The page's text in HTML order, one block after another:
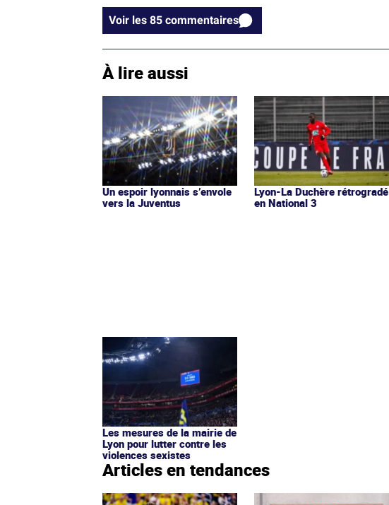
Voir les 85 commentaires
À lire aussi
Un espoir lyonnais s’envole
vers la Juventus
Lyon-La Duchère rétrogradé
en National 3
Les mesures de la mairie de
Lyon pour lutter contre les
violences sexistes
Articles en tendances